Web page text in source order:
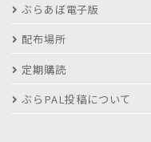
ぶらあぼ電子版
配布場所
定期購読
ぶらPAL投稿について